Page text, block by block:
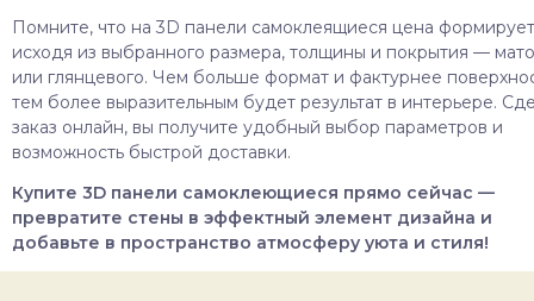
Помните, что на 3D панели самоклеящиеся цена
исходя из выбранного размера, толщины и покрытия —
или глянцевого. Чем больше формат и фактурнее
тем более выразительным будет результат в интерьере.
заказ онлайн, вы получите удобный выбор параметров и
возможность быстрой доставки.
Купите 3D панели самоклеющиеся прямо сейчас —
превратите стены в эффектный элемент дизайна и
добавьте в пространство атмосферу уюта и стиля!